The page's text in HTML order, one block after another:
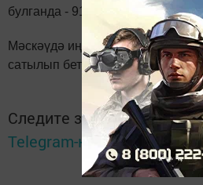
булганда - 91 990 сум.
Мәскәүдә иң кыйммәтле
сатылып беткән.
Следите за самым
Telegram-канале